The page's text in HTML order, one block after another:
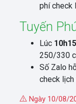
phí check
Tuyến
Lúc 10h15
250/330
Số Zalo
check lịch
Ngày 10/08/